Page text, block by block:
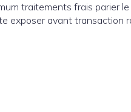
traitements frais parier
exposer avant transaction